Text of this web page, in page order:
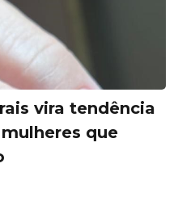
vira tendência
que